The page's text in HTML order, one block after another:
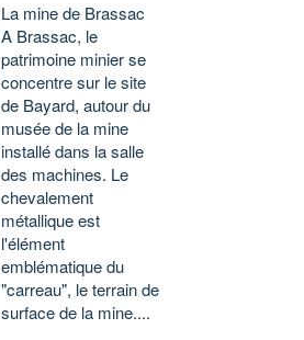
La mine de Brassac
A Brassac, le
patrimoine minier se
concentre sur le site
de Bayard, autour du
musée de la mine
installé dans la salle
des machines. Le
chevalement
métallique est
l'élément
emblématique du
"carreau", le terrain de
surface de la mine....